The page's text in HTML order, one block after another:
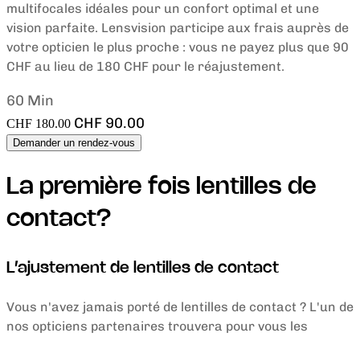
multifocales idéales pour un confort optimal et une
vision parfaite. Lensvision participe aux frais auprès de
votre opticien le plus proche : vous ne payez plus que 90
CHF au lieu de 180 CHF pour le réajustement.
60 Min
CHF 180.00 CHF 90.00
Demander un rendez-vous
La première fois lentilles de
contact?
L’ajustement de lentilles de contact
Vous n'avez jamais porté de lentilles de contact ? L'un de
nos opticiens partenaires trouvera pour vous les